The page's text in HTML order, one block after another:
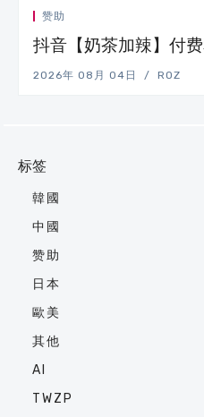
赞助
抖音【奶茶加辣】付
2026年 08月 04日 ROZ
标签
韓國
中國
赞助
日本
歐美
其他
AI
TWZP